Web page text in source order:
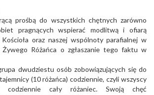
prośbą do wszystkich chętnych zarówno
pragnących wspierać modlitwą i ofiarą
Kościoła oraz naszej wspólnoty parafialnej w
Różańca o zgłaszanie tego faktu w
dwudziestu osób zobowiązujących się do
(10 różańca) codziennie, czyli wszyscy
codziennie cały różaniec. Swoją chęć